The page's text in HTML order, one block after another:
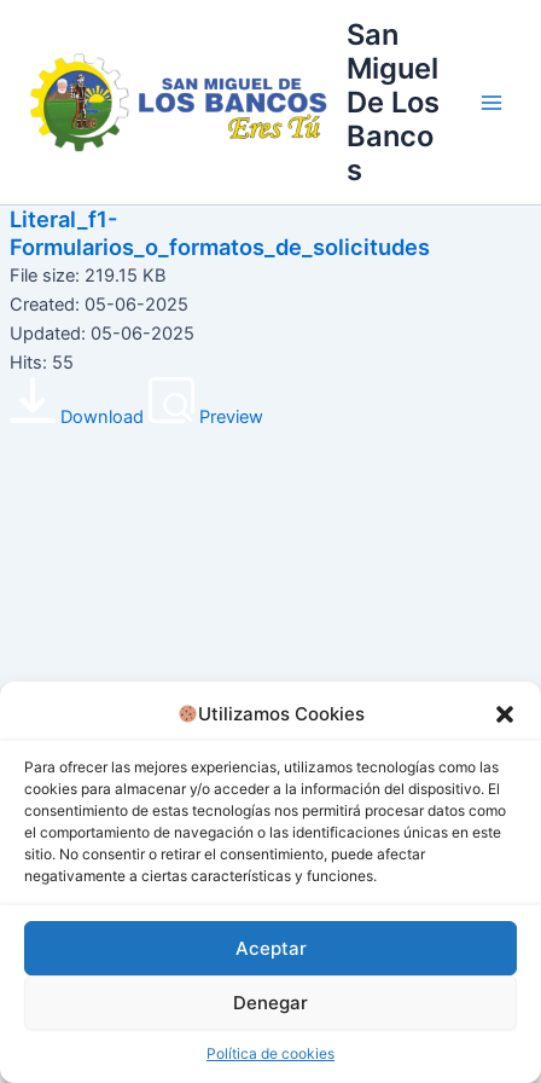
Utilizamos Cookies
Para ofrecer las mejores experiencias, utilizamos tecnologías como las
cookies para almacenar y/o acceder a la información del dispositivo. El
consentimiento de estas tecnologías nos permitirá procesar datos como
el comportamiento de navegación o las identificaciones únicas en este
sitio. No consentir o retirar el consentimiento, puede afectar
negativamente a ciertas características y funciones.
Aceptar
Denegar
Política de cookies
contenido
San
Miguel
De Los
Banco
s
Literal_f1-
Formularios_o_formatos_de_solicitudes
File size: 219.15 KB
Created: 05-06-2025
Updated: 05-06-2025
Hits: 55
Download Preview
Todos los derechos © 2026 San Miguel De Los Bancos |